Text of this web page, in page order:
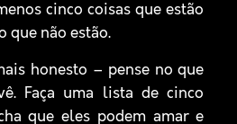
cinco coisas que estão
que não estão.
honesto – pense no que
Faça uma lista de cinco
que eles podem amar e